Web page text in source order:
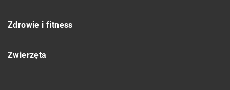
Zdrowie i fitness
Zwierzęta